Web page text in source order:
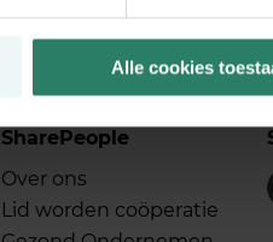
Alle cookies
SharePeople
Over ons
Lid worden coöperatie